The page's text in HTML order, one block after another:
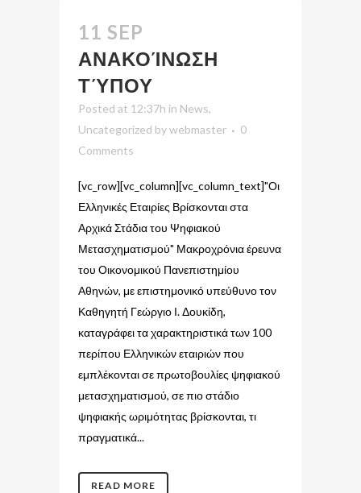
11 SEP
ΑΝΑΚΟΊΝΩΣΗ
ΤΎΠΟΥ
Posted at 12:37h in News,
Uncategorized bywebmaster
0
Comments
[vc_row][vc_column][vc_column_text]"Οι
Ελληνικές Εταιρίες Βρίσκονται στα
Αρχικά Στάδια του Ψηφιακού
Μετασχηματισμού" Μακροχρόνια έρευνα
του Οικονομικού Πανεπιστημίου
Αθηνών, με επιστημονικό υπεύθυνο τον
Καθηγητή Γεώργιο Ι. Δουκίδη,
καταγράφει τα χαρακτηριστικά των 100
περίπου Ελληνικών εταιριών που
εμπλέκονται σε πρωτοβουλίες ψηφιακού
μετασχηματισμού, σε πιο στάδιο
ψηφιακής ωριμότητας βρίσκονται, τι
πραγματικά...
READ MORE